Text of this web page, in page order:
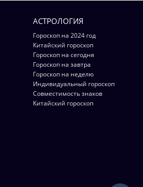
АСТРОЛОГИЯ
Гороскоп на 2024 год
Китайский гороскоп
Гороскоп на сегодня
Гороскоп на завтра
Гороскоп на неделю
Индивидуальный гороскоп
Совместимость знаков
Китайский гороскоп